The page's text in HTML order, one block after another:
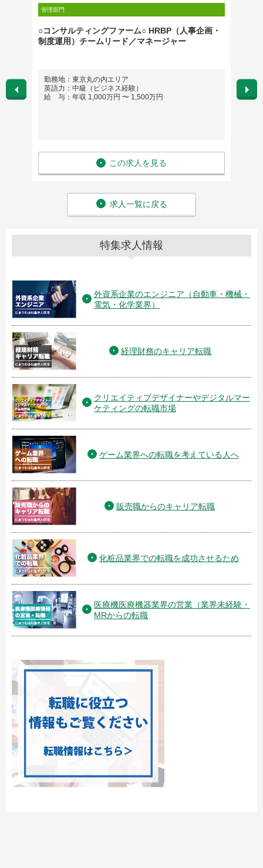
管理部門
○コンサルティングファーム○ HRBP（人事企画・
制度運用）チームリード／マネージャー
勤務地：東京丸の内エリア
英語力：中級（ビジネス経験）
給 与：年収 1,000万円 〜 1,500万円
この求人を見る
勤務
英語
給
求人一覧に戻る
特集求人情報
外資系企業のエンジニア（自動車・機械・
電気・化学業界）
経理財務のキャリア転職
クリエイティブデザイナーやデジタルマー
ケティングの転職市場
ゲーム業界への転職を考えている人へ
販売職からのキャリア転職
化粧品業界での転職を成功させるため
医療機医療機器業界の営業（業界未経験・
MRからの転職